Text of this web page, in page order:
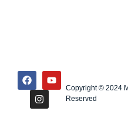
Copyright © 2024
Reserved